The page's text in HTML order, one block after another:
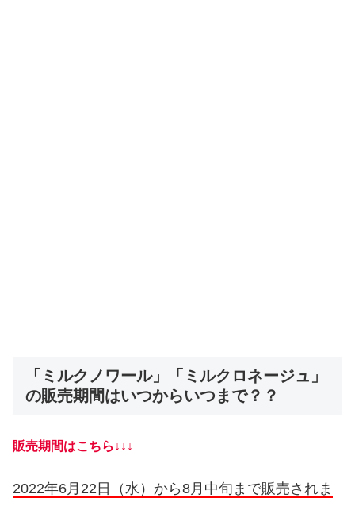
「ミルクノワール」「ミルクロネージュ」
の販売期間はいつからいつまで？？
販売期間はこちら↓↓↓
2022年6月22日（水）から8月中旬まで販売されま